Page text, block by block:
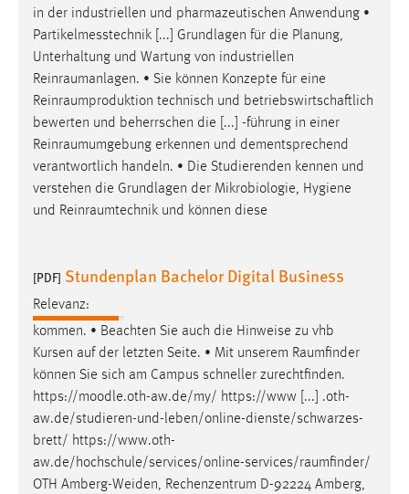
in der industriellen und pharmazeutischen Anwendung •
Partikelmesstechnik [...] Grundlagen für die Planung,
Unterhaltung und Wartung von industriellen
Reinraumanlagen. • Sie können Konzepte für eine
Reinraumproduktion technisch und betriebswirtschaftlich
bewerten und beherrschen die [...] -führung in einer
Reinraumumgebung erkennen und dementsprechend
verantwortlich handeln. • Die Studierenden kennen und
verstehen die Grundlagen der Mikrobiologie, Hygiene
und Reinraumtechnik und können diese
[PDF] Stundenplan Bachelor Digital Business
Relevanz:
kommen. • Beachten Sie auch die Hinweise zu vhb
Kursen auf der letzten Seite. • Mit unserem Raumfinder
können Sie sich am Campus schneller zurechtfinden.
https://moodle.oth-aw.de/my/ https://www [...] .oth-
aw.de/studieren-und-leben/online-dienste/schwarzes-
brett/ https://www.oth-
aw.de/hochschule/services/online-services/raumfinder/
OTH Amberg-Weiden, Rechenzentrum D-92224 Amberg,